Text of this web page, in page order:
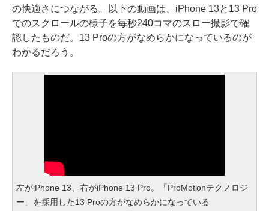
の快適さにつながる。以下の動画は、iPhone 13と13 Pro
でのスクロールの様子を毎秒240コマのスロー撮影で確
認したものだ。13 Proの方がなめらかになっているのが
わかるだろう。
左がiPhone 13、右がiPhone 13 Pro。「ProMotionテクノロジ
ー」を採用した13 Proの方がなめらかになっている